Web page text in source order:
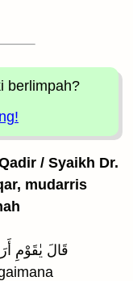
berlimpah?
/ Syaikh Dr.
mudarris